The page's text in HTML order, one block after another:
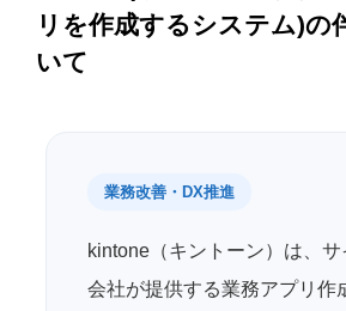
リを作成するシステム)の
いて
業務改善・DX推進
kintone（キントーン）は、
会社が提供する業務アプリ作